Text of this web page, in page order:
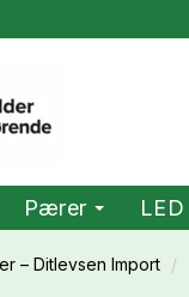
Pærer
– Ditlevsen Import